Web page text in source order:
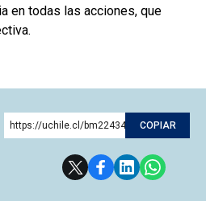
en todas las acciones, que
https://uchile.cl/bm224348 COPIAR